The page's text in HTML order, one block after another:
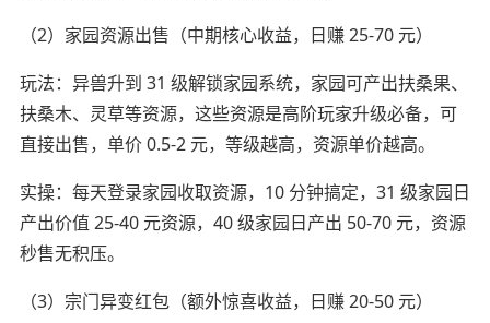
（2）家园资源出售（中期核心收益，日赚 25-70 元）
玩法：异兽升到 31 级解锁家园系统，家园可产出扶桑果、
扶桑木、灵草等资源，这些资源是高阶玩家升级必备，可
直接出售，单价 0.5-2 元，等级越高，资源单价越高。
实操：每天登录家园收取资源，10 分钟搞定，31 级家园日
产出价值 25-40 元资源，40 级家园日产出 50-70 元，资源
秒售无积压。
（3）宗门异变红包（额外惊喜收益，日赚 20-50 元）